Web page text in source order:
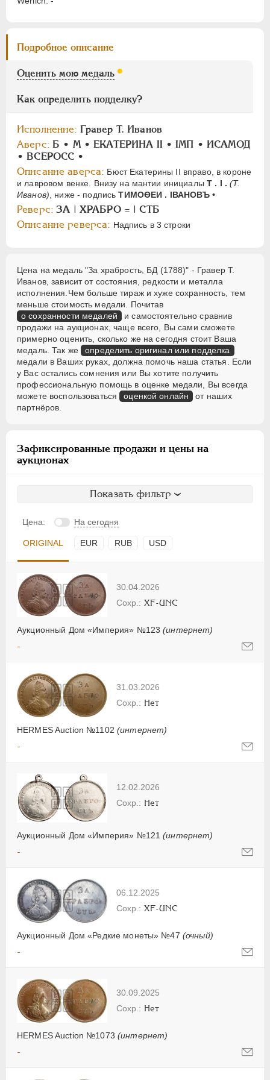
Подробное описание
Оценить мою медаль
Как определить подделку?
Исполнение: Гравер Т. Иванов
Аверс: Б • M • ЕКАТЕРИНА II • IМП • ИСАМОД
• BCEPOCC •
Описание аверса: Бюст Екатерины II вправо, в короне
и лавровом венке. Внизу на мантии инициалыТ . I . (Т.
Иванов), ниже - подписьТИМОѲЕИ . IВАНОВЪ •
Реверс: ЗА | ХРАБРО = | СТБ
Описание реверса: Надпись в 3 строки
Цена на медаль "За храбрость, БД (1788)" - Гравер Т.
Иванов, зависит от состояния, редкости и металла
исполнения.Чем больше тираж и хуже сохранность, тем
меньше стоимость медали. Почитав
о сохранности медалей и самостоятельно сравнив
продажи на аукционах, чаще всего, Вы сами сможете
примерно оценить, сколько же на сегодня стоит Ваша
медаль. Так же определить оригинал или подделка
медали в Ваших руках, должна помочь наша статья. Если
у Вас остались сомнения или Вы хотите получить
профессиональную помощь в оценке медали, Вы всегда
можете воспользоваться оценкой онлайн
от наших
партнёров.
Зафиксированные продажи и цены на
аукционах
Показать фильтр
Цена: На сегодня
ORIGINAL EUR RUB USD
30.04.2026
Аукционный Дом «Империя» №123(интернет)
XF-UNC
-
31.03.2026
HERMES Auction №1102 (интернет)
Нет
-
12.02.2026
Аукционный Дом «Империя» №121(интернет)
Нет
-
06.12.2025
Аукционный Дом «Редкие монеты» №47 (очный)
XF-UNC
-
30.09.2025
HERMES Auction №1073 (интернет)
Нет
-
АЛЕКСАНДР I 1801-1825
АЛЕКСАНДР II 1855-1881
АЛЕКСАНДР III 1881-1894
СЕРИИ МЕДАЛЕЙ 1600-1881